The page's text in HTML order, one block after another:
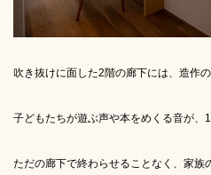
吹き抜けに面した2階の廊下には、造作
子どもたちが遊ぶ声や本をめくる音が、
ただの廊下で終わらせることなく、家族